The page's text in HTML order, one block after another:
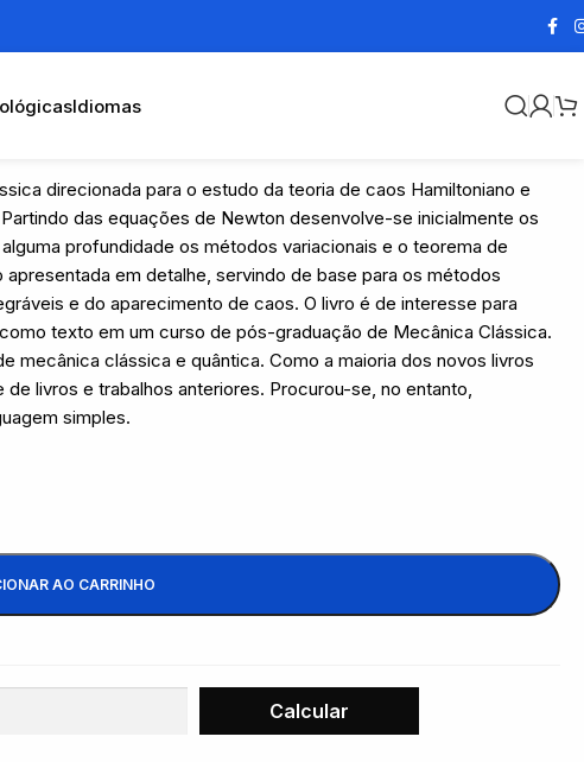
Idiomas
direcionada para o estudo da teoria de caos Hamiltoniano e
das equações de Newton desenvolve-se inicialmente os
profundidade os métodos variacionais e o teorema de
em detalhe, servindo de base para os métodos
e do aparecimento de caos. O livro é de interesse para
texto em um curso de pós-graduação de Mecânica Clássica.
mecânica clássica e quântica. Como a maioria dos novos livros
livros e trabalhos anteriores. Procurou-se, no entanto,
simples.
AO CARRINHO